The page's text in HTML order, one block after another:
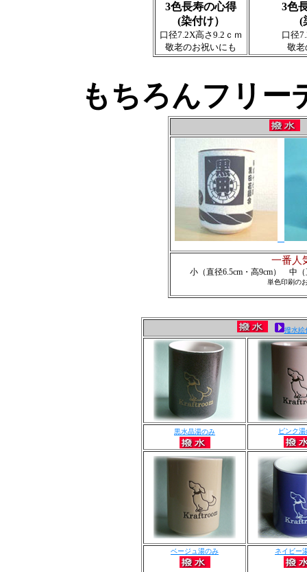
3色長寿の心得
(染付け）
口径7.2X高さ9.2ｃｍ
敬老のお祝いにも
3色
(
口径
敬老
もちろんフリー
一番人
小（直径6.5cm・高9cm） 中
単色印刷の
撥水絵
黒水晶湯のみ ピンク
ベージュ湯のみ ネイビー